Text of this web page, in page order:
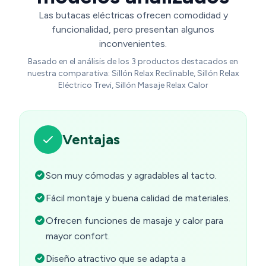
Las butacas eléctricas ofrecen comodidad y
funcionalidad, pero presentan algunos
inconvenientes.
Basado en el análisis de los 3 productos destacados en
nuestra comparativa: Sillón Relax Reclinable, Sillón Relax
Eléctrico Trevi, Sillón Masaje Relax Calor
Ventajas
Son muy cómodas y agradables al tacto.
Fácil montaje y buena calidad de materiales.
Ofrecen funciones de masaje y calor para
mayor confort.
Diseño atractivo que se adapta a